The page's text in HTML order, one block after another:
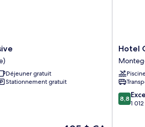
Déjeuner gratuit
Stationnement gratuit
Hotel
Grand
A
View
Bay
Hotel
8.8
sur
8,8
1